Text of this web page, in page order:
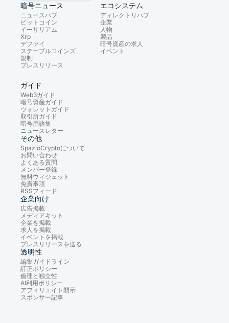
暗号ニュース
ニュースハブ
ビットコイン
イーサリアム
Xrp
デファイ
ステーブルコインズ
規制
プレスリリース
エコシステム
ディレクトリハブ
企業
人物
製品
暗号資産の求人
イベント
ガイド
Web3ガイド
暗号資産ガイド
ウォレットガイド
取引所ガイド
暗号用語集
ニュースレター
その他
SpazioCryptoについて
お問い合わせ
よくある質問
メンバー登録
無料ウィジェット
免責事項
RSSフィード
企業向け
広告掲載
メディアキット
企業を掲載
求人を掲載
イベントを掲載
プレスリリースを送る
透明性
編集ガイドライン
訂正ポリシー
倫理と独立性
AI利用ポリシー
アフィリエイト開示
スポンサー記事